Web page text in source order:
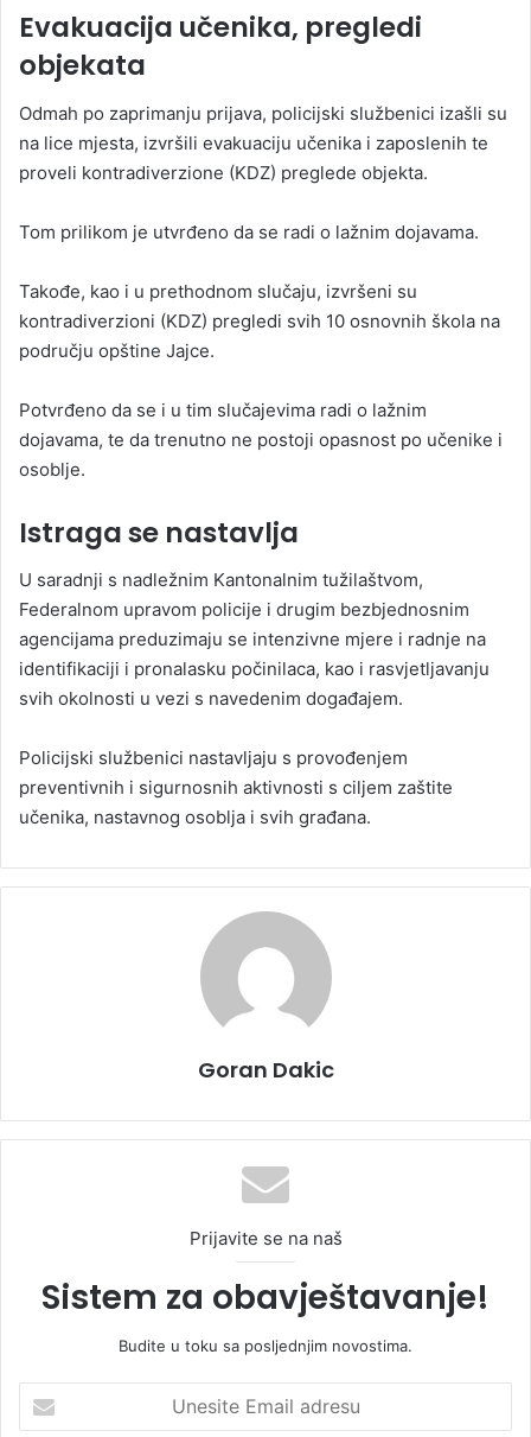
Evakuacija učenika, pregledi
objekata
Odmah po zaprimanju prijava, policijski službenici izašli su
na lice mjesta, izvršili evakuaciju učenika i zaposlenih te
proveli kontradiverzione (KDZ) preglede objekta.
Tom prilikom je utvrđeno da se radi o lažnim dojavama.
Takođe, kao i u prethodnom slučaju, izvršeni su
kontradiverzioni (KDZ) pregledi svih 10 osnovnih škola na
području opštine Jajce.
Potvrđeno da se i u tim slučajevima radi o lažnim
dojavama, te da trenutno ne postoji opasnost po učenike i
osoblje.
Istraga se nastavlja
U saradnji s nadležnim Kantonalnim tužilaštvom,
Federalnom upravom policije i drugim bezbjednosnim
agencijama preduzimaju se intenzivne mjere i radnje na
identifikaciji i pronalasku počinilaca, kao i rasvjetljavanju
svih okolnosti u vezi s navedenim događajem.
Policijski službenici nastavljaju s provođenjem
preventivnih i sigurnosnih aktivnosti s ciljem zaštite
učenika, nastavnog osoblja i svih građana.
Goran Dakic
Prijavite se na naš
Sistem za obavještavanje!
Budite u toku sa posljednjim novostima.